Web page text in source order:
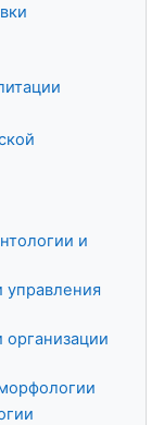
и
управления